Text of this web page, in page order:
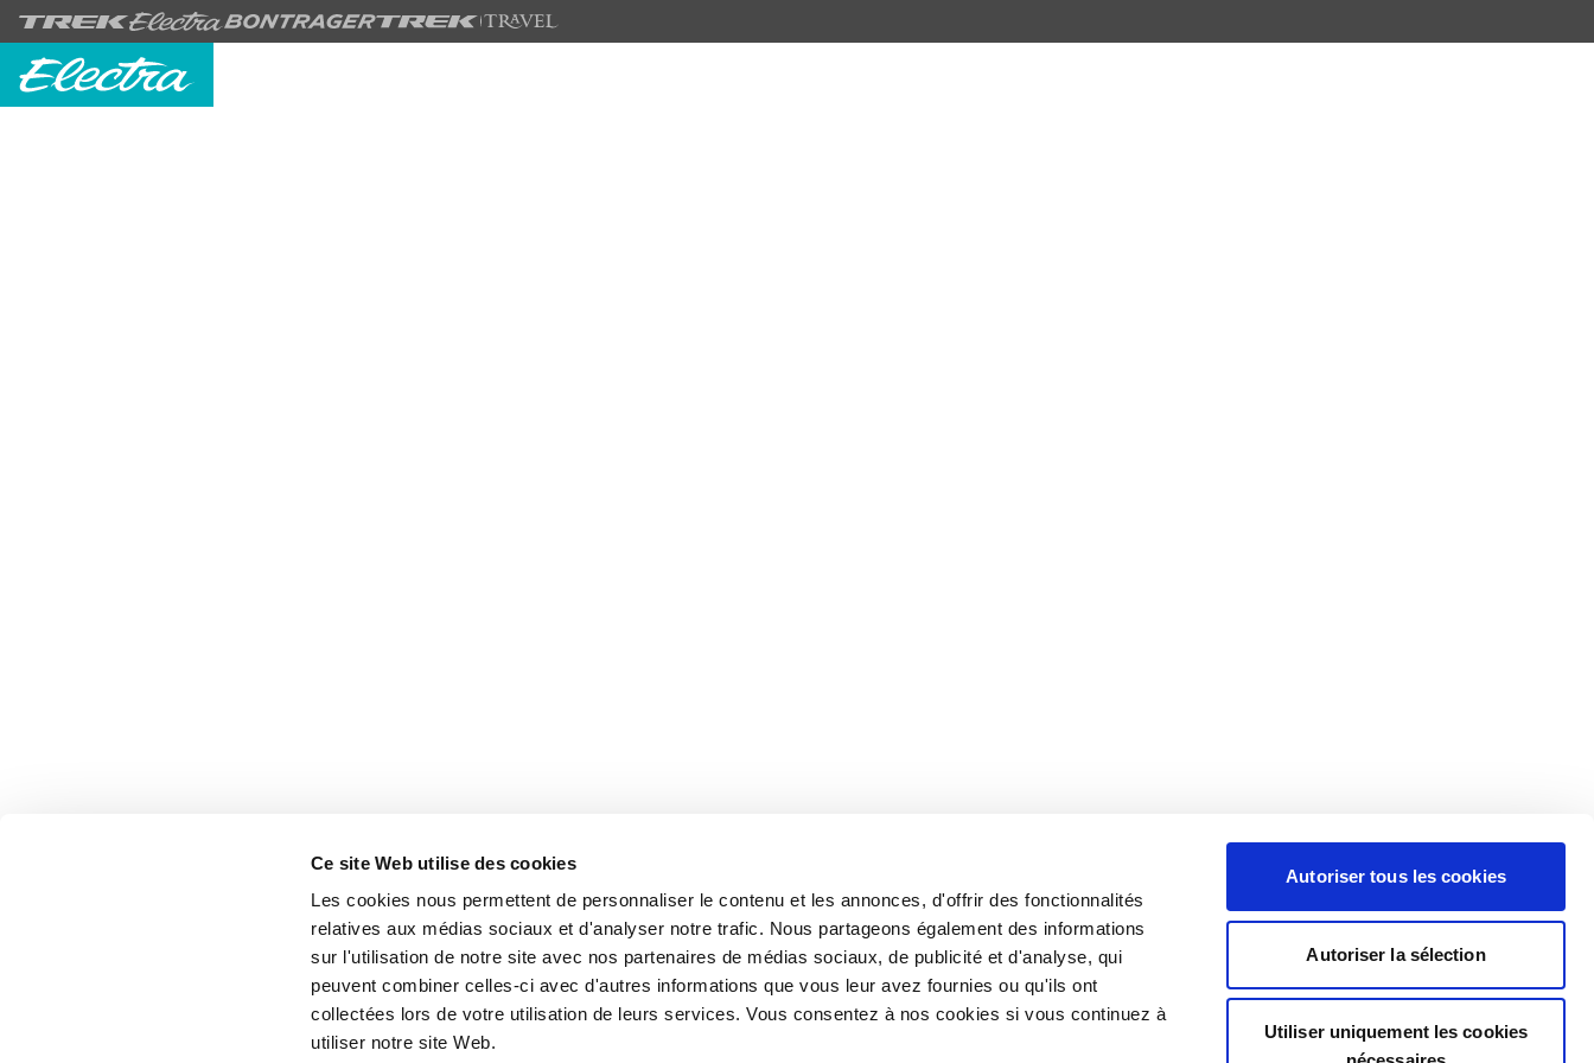
Ce site Web utilise des cookies
Les cookies nous permettent de personnaliser le contenu et les annonces, d'offrir des fonctionnalités
relatives aux médias sociaux et d'analyser notre trafic. Nous partageons également des informations
sur l'utilisation de notre site avec nos partenaires de médias sociaux, de publicité et d'analyse, qui
peuvent combiner celles-ci avec d'autres informations que vous leur avez fournies ou qu'ils ont
collectées lors de votre utilisation de leurs services. Vous consentez à nos cookies si vous continuez à
utiliser notre site Web.
Autoriser tous les cookies
Autoriser la sélection
Utiliser uniquement les cookies